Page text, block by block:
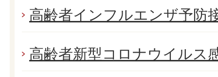
高齢者インフルエンザ予防
高齢者新型コロナウイルス